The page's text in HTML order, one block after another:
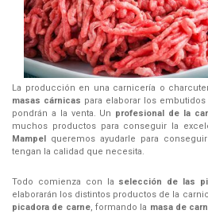
La producción en una carnicería o
masas cárnicas para elaborar los
pondrán a la venta. Un profesional de la
muchos productos para conseguir la
Mampel
queremos ayudarle para
tengan la calidad que necesita.
Todo comienza con la selección de las
elaborarán los distintos productos de la
picadora de carne, formando la masa de